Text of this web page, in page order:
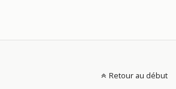
Retour au début